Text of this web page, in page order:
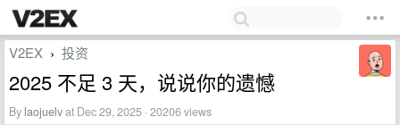
V2EX › 投资
2025 不足 3 天，说说你的遗憾
By laojuelvat Dec 29, 2025 · 20206 views